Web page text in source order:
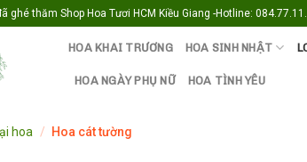
ghé thăm Shop Hoa Tươi HCM Kiều Giang -Hotline:
HOA KHAI TRƯƠNG HOA SINH NHẬT
HOA NGÀY PHỤ NỮ HOA TÌNH YÊU
hoa / Hoa cát tường